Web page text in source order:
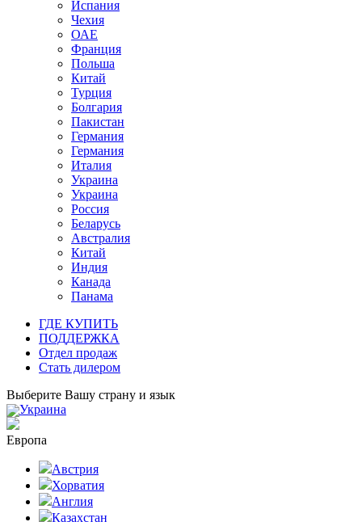
Испания
Чехия
ОАЕ
Франция
Польша
Китай
Турция
Болгария
Пакистан
Германия
Германия
Италия
Украина
Украина
Россия
Беларусь
Австралия
Китай
Индия
Канада
Панама
ГДЕ КУПИТЬ
ПОДДЕРЖКА
Отдел продаж
Стать дилером
Выберите Вашу страну и язык
Украина
Европа
Австрия
Хорватия
Англия
Казахстан